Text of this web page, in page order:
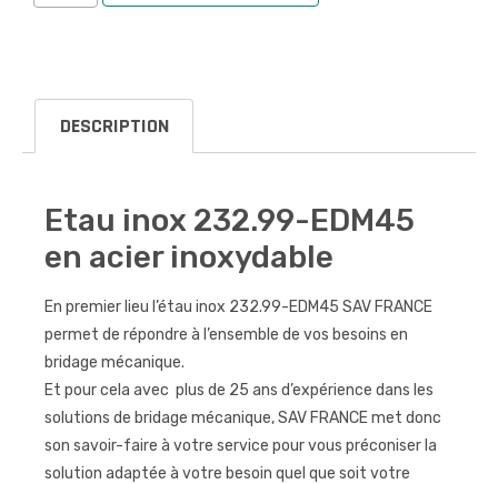
DESCRIPTION
Etau inox 232.99-EDM45
en acier inoxydable
En premier lieu l’étau inox 232.99-EDM45 SAV FRANCE
permet de répondre à l’ensemble de vos besoins en
bridage mécanique.
Et pour cela avec plus de 25 ans d’expérience dans les
solutions de bridage mécanique, SAV FRANCE met donc
son savoir-faire à votre service pour vous préconiser la
solution adaptée à votre besoin quel que soit votre